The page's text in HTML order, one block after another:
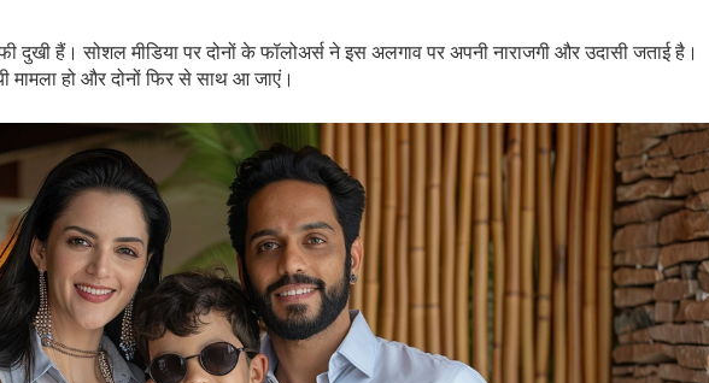
दुखी हैं। सोशल मीडिया पर दोनों के फॉलोअर्स ने इस अलगाव पर अपनी नाराजगी और उदासी जताई है।
हो और दोनों फिर से साथ आ जाएं।